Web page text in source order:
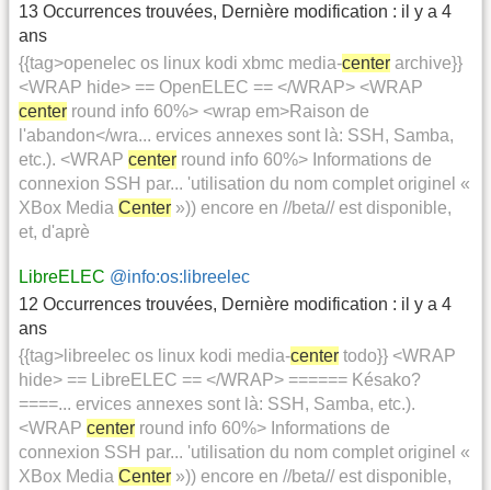
13 Occurrences trouvées, Dernière modification : il y a 4
ans
{{tag>openelec os linux kodi xbmc media-center archive}}
<WRAP hide> == OpenELEC == </WRAP> <WRAP
center round info 60%> <wrap em>Raison de
l'abandon</wra... ervices annexes sont là: SSH, Samba,
etc.). <WRAP center round info 60%> Informations de
connexion SSH par... 'utilisation du nom complet originel «
XBox Media Center »)) encore en //beta// est disponible,
et, d'aprè
LibreELEC @info:os:libreelec
12 Occurrences trouvées, Dernière modification : il y a 4
ans
{{tag>libreelec os linux kodi media-center todo}} <WRAP
hide> == LibreELEC == </WRAP> ====== Késako?
====... ervices annexes sont là: SSH, Samba, etc.).
<WRAP center round info 60%> Informations de
connexion SSH par... 'utilisation du nom complet originel «
XBox Media Center »)) encore en //beta// est disponible,